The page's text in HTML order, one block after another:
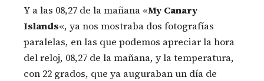
Y a las 08,27 de la mañana «My Canary
Islands«, ya nos mostraba dos fotografías
paralelas, en las que podemos apreciar la hora
del reloj, 08,27 de la mañana, y la temperatura,
con 22 grados, que ya auguraban un día de